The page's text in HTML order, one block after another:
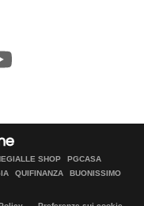
SHOP
PGCASA
QUIFINANZA
BUONISSIMO